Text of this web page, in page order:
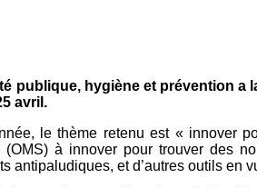
publique, hygiène et prévention
avril.
le thème retenu est « innover
à innover pour trouver des
antipaludiques, et d’autres outils en